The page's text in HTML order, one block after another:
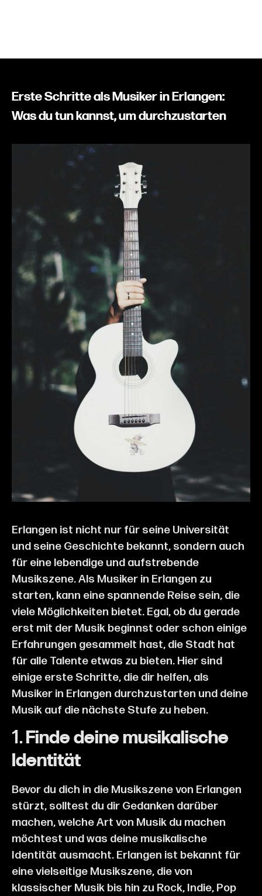
Erste Schritte als Musiker in Erlangen:
Was du tun kannst, um durchzustarten
Erlangen ist nicht nur für seine Universität
und seine Geschichte bekannt, sondern auch
für eine lebendige und aufstrebende
Musikszene. Als Musiker in Erlangen zu
starten, kann eine spannende Reise sein, die
viele Möglichkeiten bietet. Egal, ob du gerade
erst mit der Musik beginnst oder schon einige
Erfahrungen gesammelt hast, die Stadt hat
für alle Talente etwas zu bieten. Hier sind
einige erste Schritte, die dir helfen, als
Musiker in Erlangen durchzustarten und deine
Musik auf die nächste Stufe zu heben.
1. Finde deine musikalische
Identität
Bevor du dich in die Musikszene von Erlangen
stürzt, solltest du dir Gedanken darüber
machen, welche Art von Musik du machen
möchtest und was deine musikalische
Identität ausmacht. Erlangen ist bekannt für
eine vielseitige Musikszene, die von
klassischer Musik bis hin zu Rock, Indie, Pop